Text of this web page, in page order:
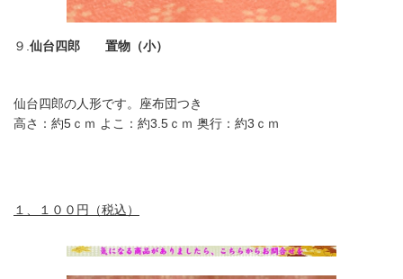
９.仙台四郎 置物（小）
仙台四郎の人形です。座布団つき
高さ：約5ｃｍ よこ：約3.5ｃｍ 奥行：約3ｃｍ
１、１００円（税込）